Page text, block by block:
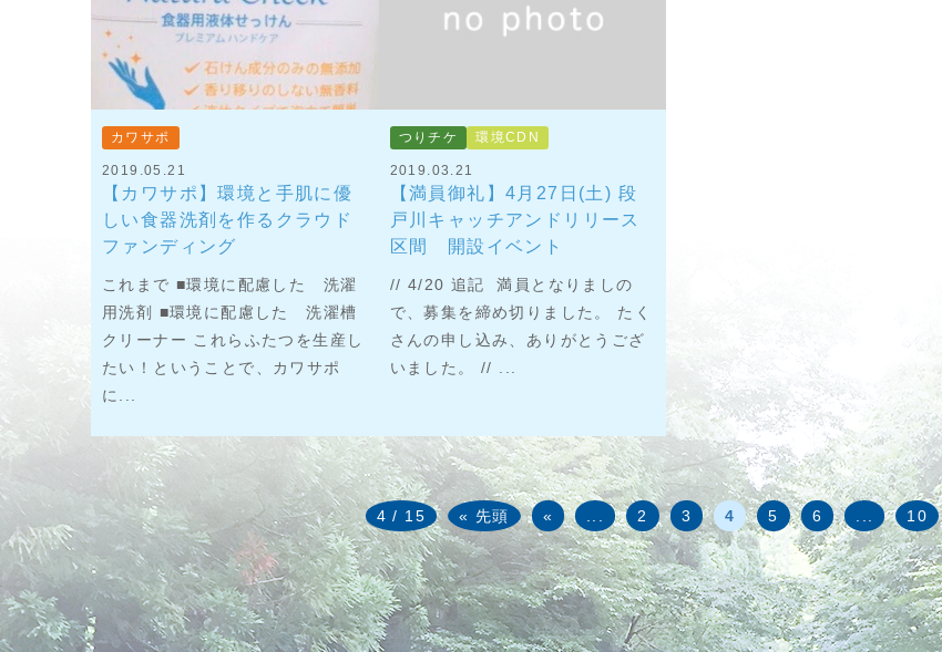
カワサポ
2019.05.21
【カワサポ】環境と手肌に優
しい食器洗剤を作るクラウド
ファンディング
これまで ■環境に配慮した 洗濯
用洗剤 ■環境に配慮した 洗濯槽
クリーナー これらふたつを生産し
たい！ということで、カワサポ
に...
つりチケ 環境CDN
2019.03.21
【満員御礼】4月27日(土) 段
戸川キャッチアンドリリース
区間 開設イベント
// 4/20 追記 満員となりましの
で、募集を締め切りました。 たく
さんの申し込み、ありがとうござ
いました。 // ...
4 / 15 « 先頭 « ... 2 3 4 5 6 ... 10